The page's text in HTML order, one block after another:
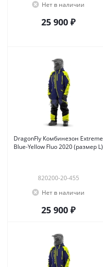
Нет в наличии
25 900 ₽
DragonFly Комбинезон Extreme
Blue-Yellow Fluo 2020 (размер L)
820200-20-455
Нет в наличии
25 900 ₽